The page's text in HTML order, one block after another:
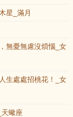
星_滿月
無憂無慮沒煩惱_女
生處處招桃花！_女
蠍座